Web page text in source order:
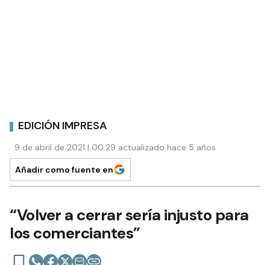
EDICIÓN IMPRESA
9 de abril de 2021 | 00:29 actualizado hace 5 años
Añadir como fuente en
“Volver a cerrar sería injusto para
los comerciantes”